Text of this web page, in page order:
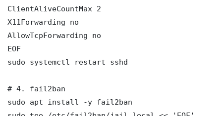
ClientAliveCountMax 2
X11Forwarding no
AllowTcpForwarding no
EOF
sudo systemctl restart sshd
# 4. fail2ban
sudo apt install -y fail2ban